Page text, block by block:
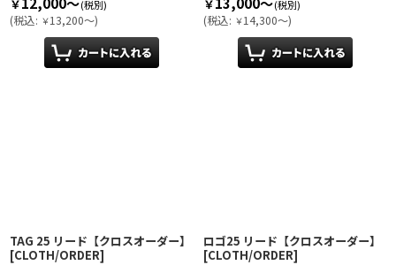
￥
(税別)
(税込: ￥13,200～)
￥
(税別)
(税込: ￥14,300～)
TAG 25 リード【クロスオーダー】
[CLOTH/ORDER]
ロゴ25 リード【クロスオーダー】
[CLOTH/ORDER]